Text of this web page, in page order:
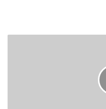
دار الافتاء المصرية
وشرعية ذبح
بعد انتهاء أيام عيد
صك الاضحية واعتبرته